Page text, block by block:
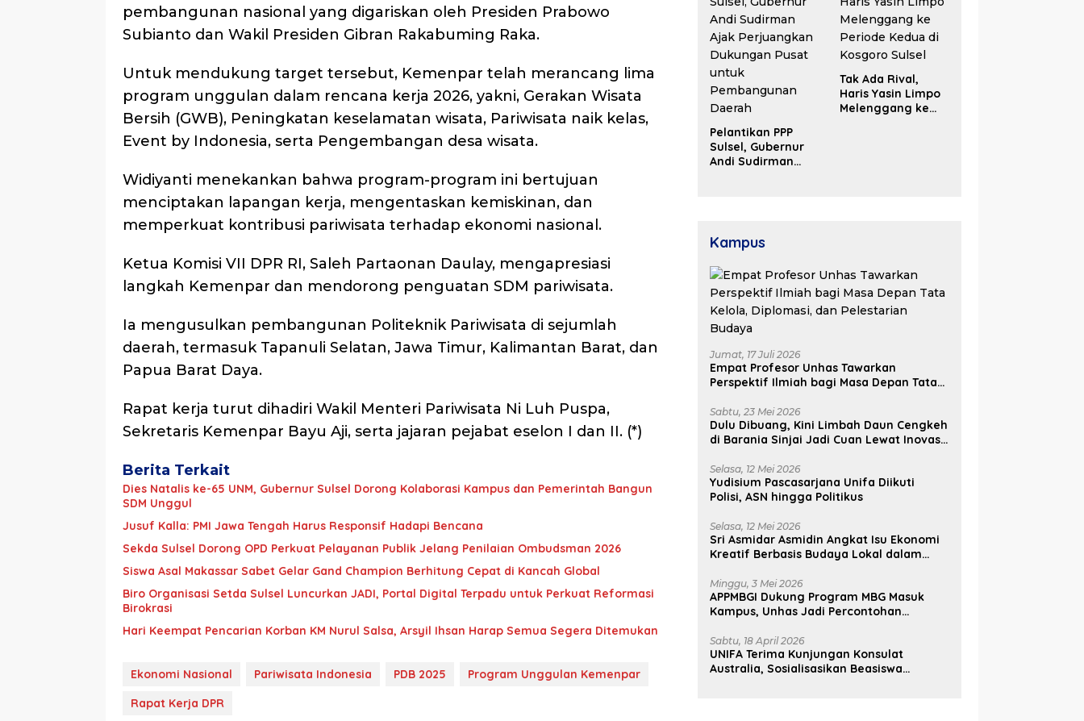
pembangunan nasional yang digariskan oleh Presiden Prabowo
Subianto dan Wakil Presiden Gibran Rakabuming Raka.
Untuk mendukung target tersebut, Kemenpar telah merancang lima
program unggulan dalam rencana kerja 2026, yakni, Gerakan Wisata
Bersih (GWB), Peningkatan keselamatan wisata, Pariwisata naik kelas,
Event by Indonesia, serta Pengembangan desa wisata.
Widiyanti menekankan bahwa program-program ini bertujuan
menciptakan lapangan kerja, mengentaskan kemiskinan, dan
memperkuat kontribusi pariwisata terhadap ekonomi nasional.
Ketua Komisi VII DPR RI, Saleh Partaonan Daulay, mengapresiasi
langkah Kemenpar dan mendorong penguatan SDM pariwisata.
Ia mengusulkan pembangunan Politeknik Pariwisata di sejumlah
daerah, termasuk Tapanuli Selatan, Jawa Timur, Kalimantan Barat, dan
Papua Barat Daya.
Rapat kerja turut dihadiri Wakil Menteri Pariwisata Ni Luh Puspa,
Sekretaris Kemenpar Bayu Aji, serta jajaran pejabat eselon I dan II. (*)
Berita Terkait
Dies Natalis ke-65 UNM, Gubernur Sulsel Dorong Kolaborasi Kampus dan Pemerintah Bangun
SDM Unggul
Jusuf Kalla: PMI Jawa Tengah Harus Responsif Hadapi Bencana
Sekda Sulsel Dorong OPD Perkuat Pelayanan Publik Jelang Penilaian Ombudsman 2026
Siswa Asal Makassar Sabet Gelar Gand Champion Berhitung Cepat di Kancah Global
Biro Organisasi Setda Sulsel Luncurkan JADI, Portal Digital Terpadu untuk Perkuat Reformasi
Birokrasi
Hari Keempat Pencarian Korban KM Nurul Salsa, Arsyil Ihsan Harap Semua Segera Ditemukan
Ekonomi Nasional Pariwisata Indonesia PDB 2025
Program Unggulan Kemenpar
Rapat Kerja DPR
Pelantikan PPP
Sulsel, Gubernur
Andi Sudirman
Daerah
Tak Ada Rival,
Haris Yasin Limpo
Melenggang ke
Kampus
Jumat, 17 Juli 2026
Empat Profesor Unhas Tawarkan
Perspektif Ilmiah bagi Masa Depan Tata
Budaya
Sabtu, 23 Mei 2026
Dulu Dibuang, Kini Limbah Daun Cengkeh
di Barania Sinjai Jadi Cuan Lewat Inovasi
Selasa, 12 Mei 2026
Yudisium Pascasarjana Unifa Diikuti
Polisi, ASN hingga Politikus
Selasa, 12 Mei 2026
Sri Asmidar Asmidin Angkat Isu Ekonomi
Kreatif Berbasis Budaya Lokal dalam
Minggu, 3 Mei 2026
APPMBGI Dukung Program MBG Masuk
Kampus, Unhas Jadi Percontohan
Sabtu, 18 April 2026
UNIFA Terima Kunjungan Konsulat
Australia, Sosialisasikan Beasiswa